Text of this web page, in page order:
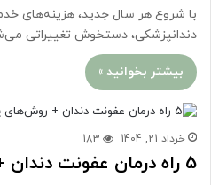
با شروع هر سال جدید، هزینه‌های
دندانپزشکی، دستخوش تغییراتی
بیشتر بخوانید »
خرداد 21, 1404 183
5 راه درمان عفونت دندان + روش‌های پیشگیری